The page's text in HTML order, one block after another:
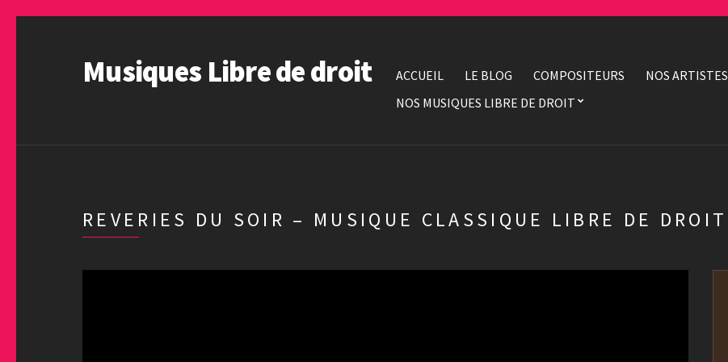
Musiques Libre de droit ACCUEIL LE BLOG COMPOSITEURS NOS ARTISTES
NOS MUSIQUES LIBRE DE DROIT
REVERIES DU SOIR – MUSIQUE CLASSIQUE LIBRE DE DROIT